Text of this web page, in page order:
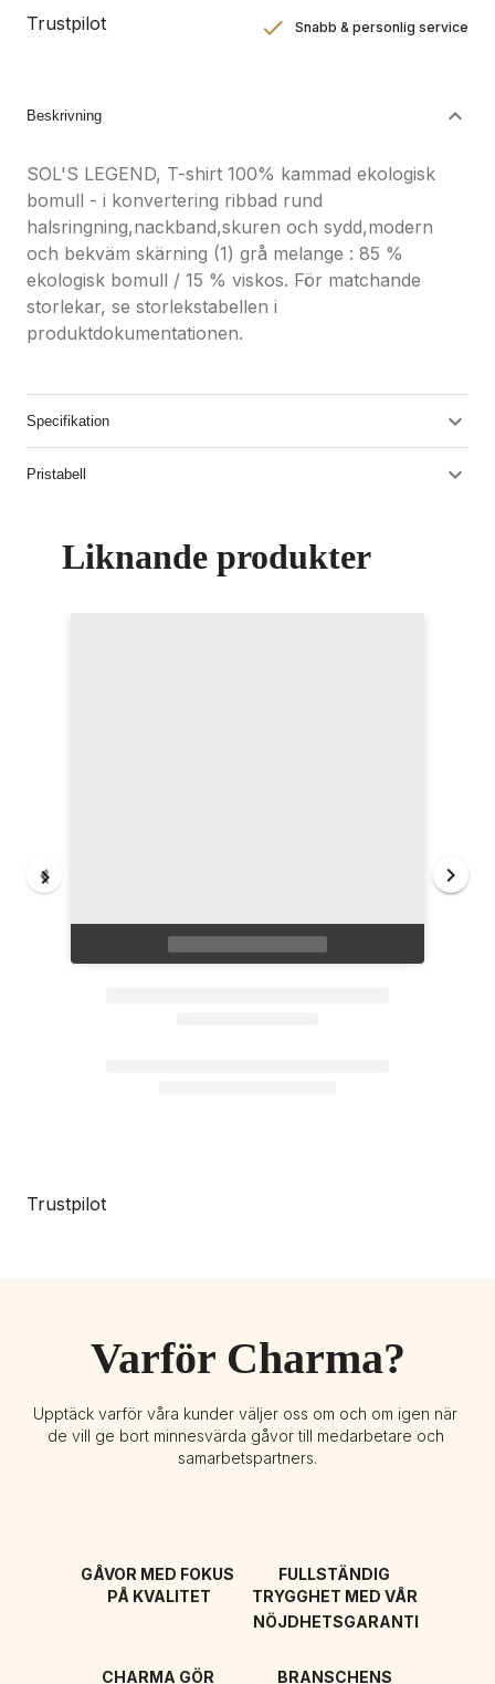
Trustpilot Snabb & personlig service
Beskrivning
SOL'S LEGEND, T-shirt 100% kammad ekologisk
bomull - i konvertering ribbad rund
halsringning,nackband,skuren och sydd,modern
och bekväm skärning (1) grå melange : 85 %
ekologisk bomull / 15 % viskos. För matchande
storlekar, se storlekstabellen i
produktdokumentationen.
Specifikation
Pristabell
Liknande produkter
Trustpilot
Varför Charma?
Upptäck varför våra kunder väljer oss om och om igen när
de vill ge bort minnesvärda gåvor till medarbetare och
samarbetspartners.
GÅVOR MED FOKUS
PÅ KVALITET
FULLSTÄNDIG
TRYGGHET MED VÅR
NÖJDHETSGARANTI
CHARMA GÖR BRANSCHENS